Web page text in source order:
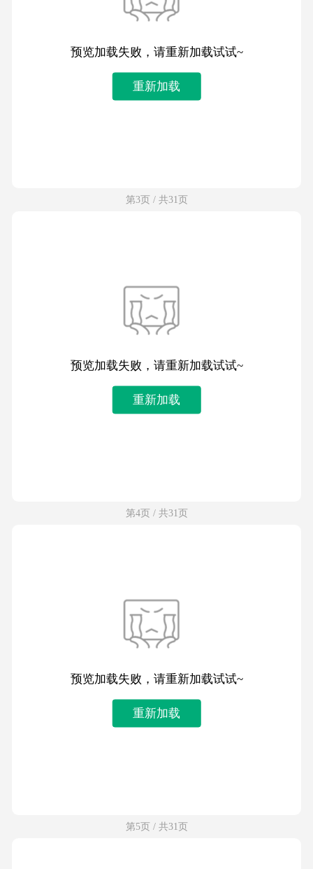
预览加载失败，请重新加载试试~
重新加载
第3页 / 共31页
预览加载失败，请重新加载试试~
重新加载
第4页 / 共31页
预览加载失败，请重新加载试试~
重新加载
第5页 / 共31页